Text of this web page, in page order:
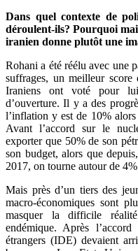
Dans quel contexte de
déroulent-ils? Pourquoi
iranien donne plutôt une
Rohani a été réélu avec une
suffrages, un meilleur
Iraniens ont voté pour
d’ouverture. Il y a des
l’inflation y est de 10%
Avant l’accord sur le
exporter que 50% de son
son budget, alors que
2017, on tourne autour de
Mais près d’un tiers des
macro-économiques sont
masquer la difficile
endémique. Après
étrangers (IDE) devaient